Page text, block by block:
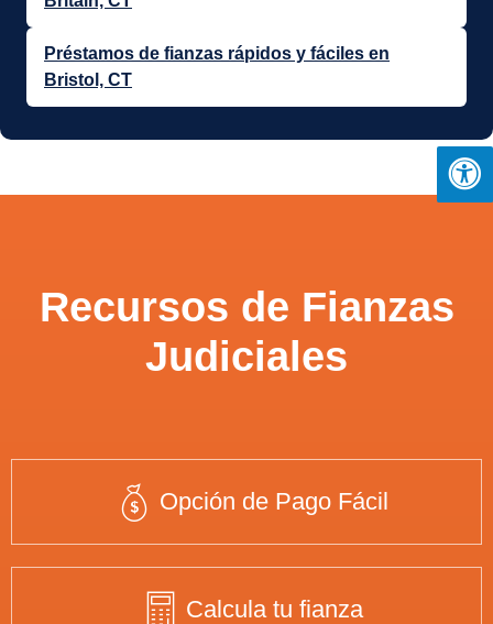
Préstamos de fianzas rápidos y fáciles en
Bristol, CT
Recursos de Fianzas
Judiciales
Opción de Pago Fácil
Calcula tu fianza